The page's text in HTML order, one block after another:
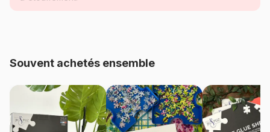
Provenance Allemagne
Ravensburger-17037
EAN 4005556170371
Souvent achetés ensemble